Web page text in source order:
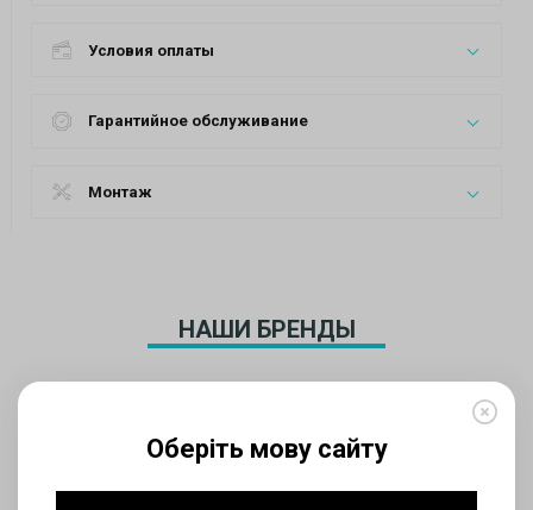
Оберіть мову сайту
Условия оплаты
Гарантийное обслуживание
Монтаж
НАШИ БРЕНДЫ